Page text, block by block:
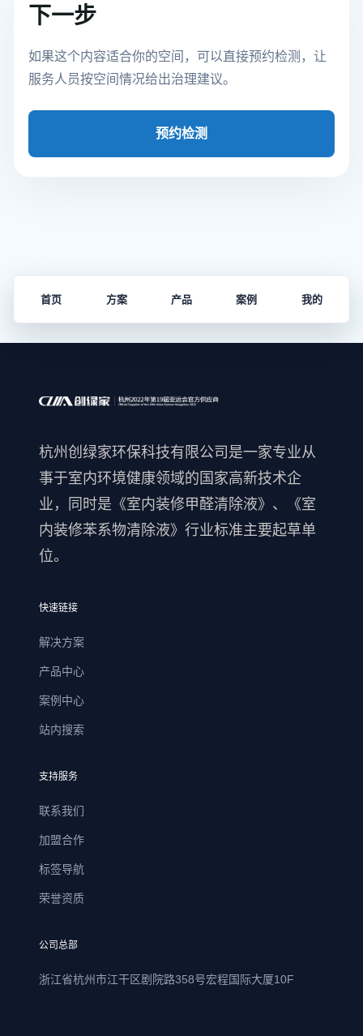
下一步
如果这个内容适合你的空间，可以直接预约检测，让
服务人员按空间情况给出治理建议。
预约检测
首页 方案 产品 案例 我的
杭州创绿家环保科技有限公司是一家专业从
事于室内环境健康领域的国家高新技术企
业，同时是《室内装修甲醛清除液》、《室
内装修苯系物清除液》行业标准主要起草单
位。
快速链接
解决方案
产品中心
案例中心
站内搜索
支持服务
联系我们
加盟合作
标签导航
荣誉资质
公司总部
浙江省杭州市江干区剧院路358号宏程国际大厦10F